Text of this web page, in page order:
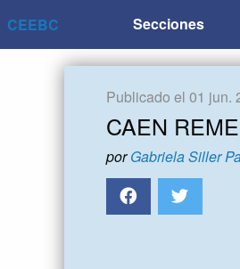
CEEBC Secciones
Publicado el 01 jun.
CAEN
porGabriela Siller